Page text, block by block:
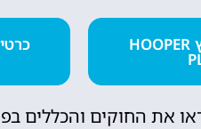
כרטיס מומלץ HOOPER
את החוקים והכללים